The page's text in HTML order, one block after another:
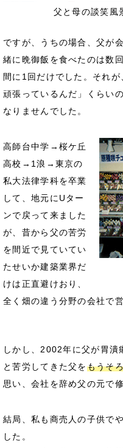
父と母の談笑風
ですが、うちの場合、父が
緒に晩御飯を食べたのは数
間に1回だけでした。それ
頑張っているんだ」くらい
なりませんでした。
高師台中学→桜ケ丘
高校→1浪→東京の
私大法律学科を卒業
して、地元にUター
ンで戻って来ました
が、昔から父の苦労
を間近で見ていてい
たせいか建築業界だ
けは正直避けおり、
全く畑の違う分野の会社で
しかし、2002年に父が胃潰
と苦労してきた父をもうそ
思い、会社を辞め父の元で
結局、私も商売人の子供で
した。